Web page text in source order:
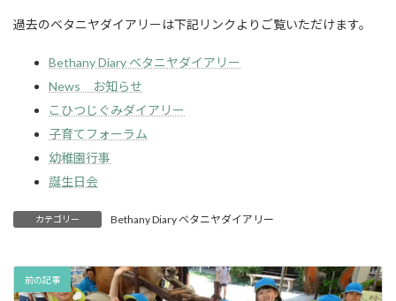
過去のベタニヤダイアリーは下記リンクよりご覧いただけます。
Bethany Diary ベタニヤダイアリー
News お知らせ
こひつじぐみダイアリー
子育てフォーラム
幼稚園行事
誕生日会
カテゴリー Bethany Diary ベタニヤダイアリー
前の記事